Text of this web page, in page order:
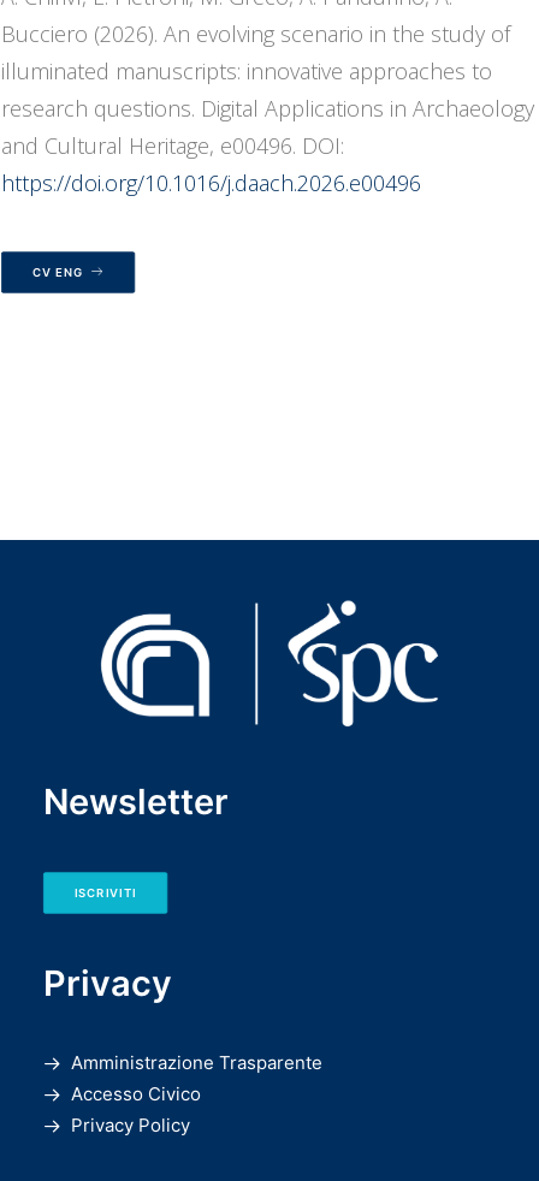
Bucciero (2026). An evolving scenario in the study of
illuminated manuscripts: innovative approaches to
research questions. Digital Applications in Archaeology
and Cultural Heritage, e00496. DOI:
https://doi.org/10.1016/j.daach.2026.e00496
CV ENG
Newsletter
ISCRIVITI
Privacy
Amministrazione Trasparente
Accesso Civico
Privacy Policy